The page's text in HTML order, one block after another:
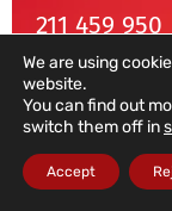
211 459 950
(Chamada para rede
We are using
website.
You can find out
switch them off in
Accept